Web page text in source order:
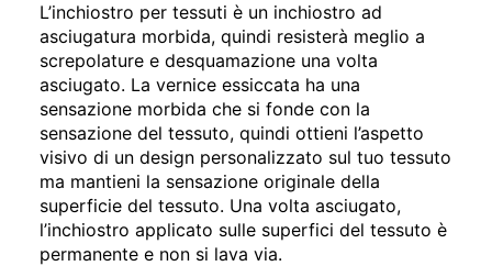
L’inchiostro per tessuti è un inchiostro ad
asciugatura morbida, quindi resisterà meglio a
screpolature e desquamazione una volta
asciugato. La vernice essiccata ha una
sensazione morbida che si fonde con la
sensazione del tessuto, quindi ottieni l’aspetto
visivo di un design personalizzato sul tuo tessuto
ma mantieni la sensazione originale della
superficie del tessuto. Una volta asciugato,
l’inchiostro applicato sulle superfici del tessuto è
permanente e non si lava via.